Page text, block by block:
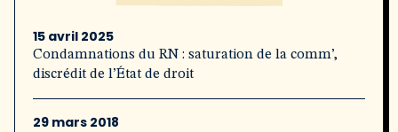
15 avril 2025
Condamnations du RN : saturation de la comm’,
discrédit de l’État de droit
29 mars 2018